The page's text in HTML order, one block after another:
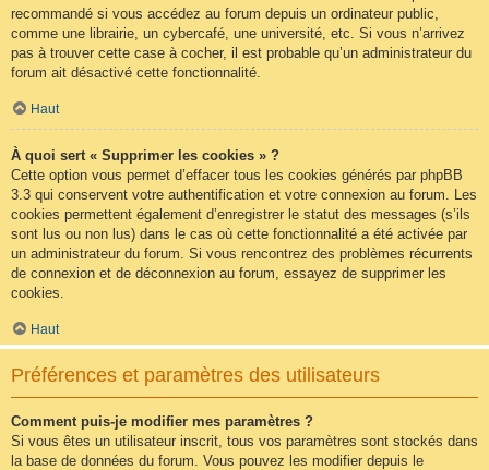
recommandé si vous accédez au forum depuis un ordinateur public,
comme une librairie, un cybercafé, une université, etc. Si vous n’arrivez
pas à trouver cette case à cocher, il est probable qu’un administrateur du
forum ait désactivé cette fonctionnalité.
Haut
À quoi sert « Supprimer les cookies » ?
Cette option vous permet d’effacer tous les cookies générés par phpBB
3.3 qui conservent votre authentification et votre connexion au forum. Les
cookies permettent également d’enregistrer le statut des messages (s’ils
sont lus ou non lus) dans le cas où cette fonctionnalité a été activée par
un administrateur du forum. Si vous rencontrez des problèmes récurrents
de connexion et de déconnexion au forum, essayez de supprimer les
cookies.
Haut
Préférences et paramètres des utilisateurs
Comment puis-je modifier mes paramètres ?
Si vous êtes un utilisateur inscrit, tous vos paramètres sont stockés dans
la base de données du forum. Vous pouvez les modifier depuis le